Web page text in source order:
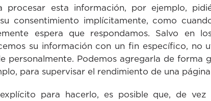
procesar esta información, por ejemplo,
consentimiento implícitamente, como
espera que respondamos. Salvo en
su información con un fin específico, no
personalmente. Podemos agregarla de forma
para supervisar el rendimiento de una
para hacerlo, es posible que, de vez